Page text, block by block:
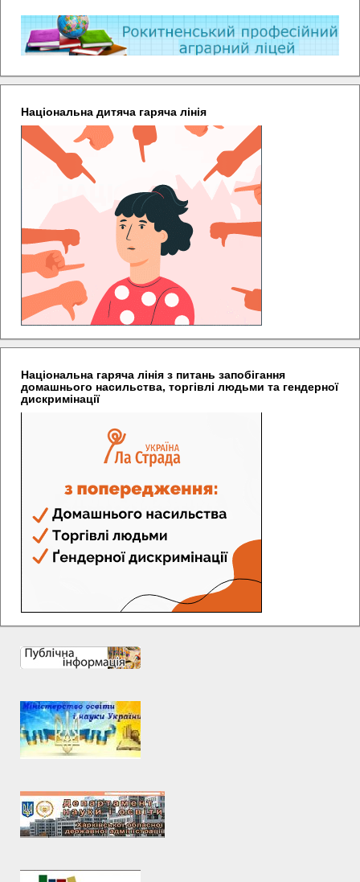
Національна дитяча гаряча лінія
Національна гаряча лінія з питань запобігання
домашнього насильства, торгівлі людьми та гендерної
дискримінації